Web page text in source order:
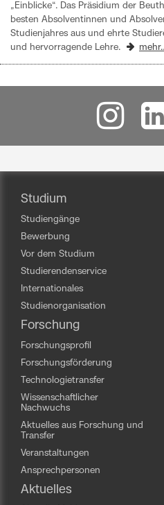
„Einblicke“. Das Präsidium der
besten Absolventinnen und
Studienjahres aus und ehrte
und hervorragende Lehre.
Studium
Studiengänge
Bewerbung
Vor dem Studium
Studierendenservice
Internationales
Studienorganisation
Forschung
Forschungsprofil
Forschungsförderung
Technologietransfer
Wissenschaftlicher
Nachwuchs
Aktuelles aus Forschung und
Transfer
Veranstaltungen
Ansprechpersonen
Aktuelles